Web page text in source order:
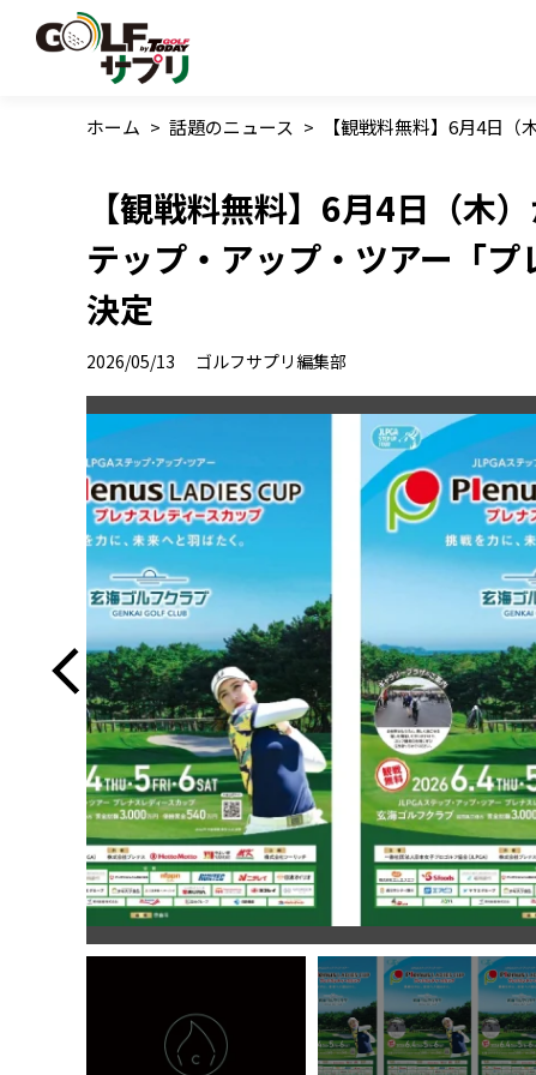
ホーム > 話題のニュース > 【観戦料無料】6月4日
【観戦料無料】6月4日（木
テップ・アップ・ツアー「
決定
2026/05/13 ゴルフサプリ編集部